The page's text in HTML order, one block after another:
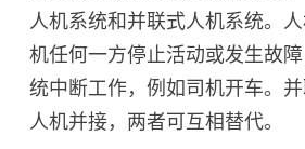
人机系统和并联式人机系统。
机任何一方停止活动或发生故
统中断工作，例如司机开车。并
人机并接，两者可互相替代。